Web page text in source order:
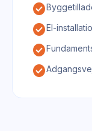
check_circle
check_circleEl-
check_circle
check_circle